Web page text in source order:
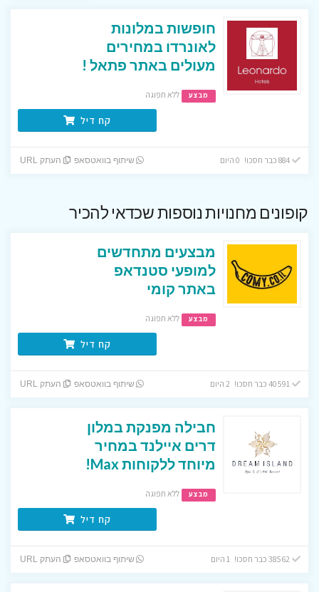
חופשות במלונות
לאונרדו במחירים
מעולים באתר פתאל !
מבצע ללא תפוגה
קח דיל
884 כבר חסכו! 0 היום שיתוף בוואטסאפ העתק URL
קופונים מחנויות נוספות שכדאי להכיר
מבצעים מתחדשים
למופעי סטנדאפ
באתר קומי
מבצע ללא תפוגה
קח דיל
שיתוף בוואטסאפ העתק URL
חבילה מפנקת במלון
דרים איילנד במחיר
מיוחד ללקוחות Max!
מבצע ללא תפוגה
קח דיל
שיתוף בוואטסאפ העתק URL